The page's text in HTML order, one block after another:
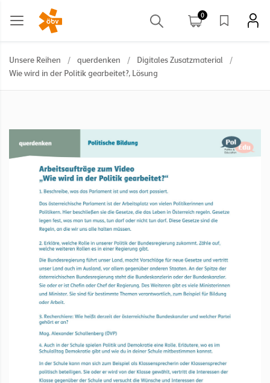
0
Unsere Reihen / querdenken / Digitales Zusatzmaterial
/
Wie wird in der Politik gearbeitet?, Lösung